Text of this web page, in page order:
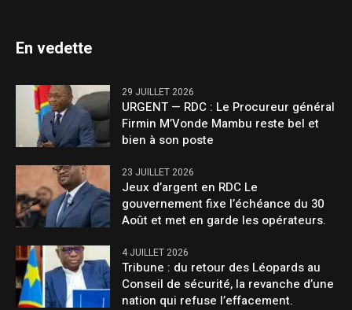
En vedette
29 JUILLET 2026
URGENT — RDC : Le Procureur général
Firmin M’Vonde Mambu reste bel et
bien à son poste
23 JUILLET 2026
Jeux d’argent en RDC Le
gouvernement fixe l’échéance du 30
Août et met en garde les opérateurs.
4 JUILLET 2026
Tribune : du retour des Léopards au
Conseil de sécurité, la revanche d’une
nation qui refuse l’effacement.